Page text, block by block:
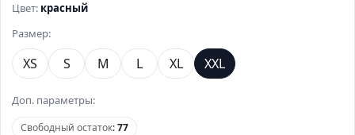
Цвет: красный
Размер:
XS S M L XL XXL
Доп. параметры:
Свободный остаток:77